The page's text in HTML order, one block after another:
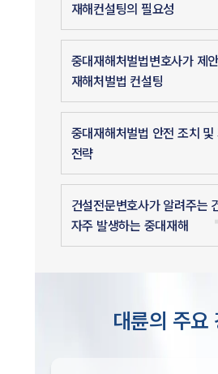
재해컨설팅의 필요성
중대재해처벌법변호사가 제
재해처벌법 컨설팅
중대재해처벌법 안전 조치 및
전략
건설전문변호사가 알려주는
자주 발생하는 중대재해
대륜의 주요